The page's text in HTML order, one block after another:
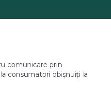
comunicare prin
consumatori obișnuiți la